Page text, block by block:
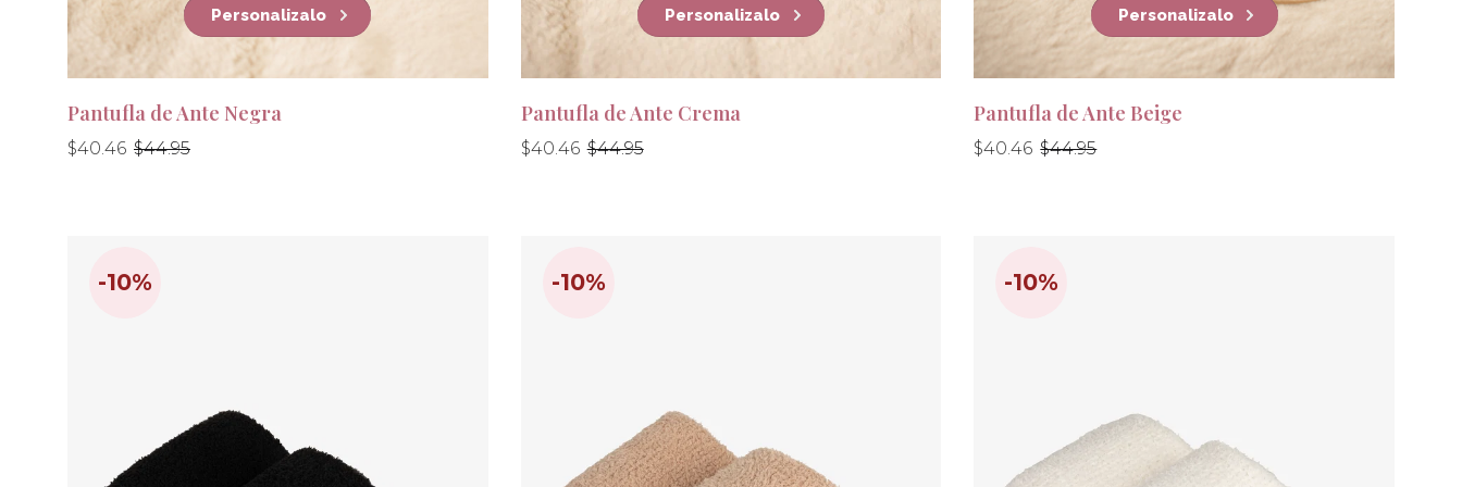
Personalizalo
Pantufla de Ante Negra
Precio
$40.46
Precio $44.95
Personalizalo
Pantufla de Ante Crema
Precio
$40.46
Precio $44.95
Personalizalo
Pantufla de Ante Beige
Precio
$40.46
Precio $44.95
-10% -10% -10%